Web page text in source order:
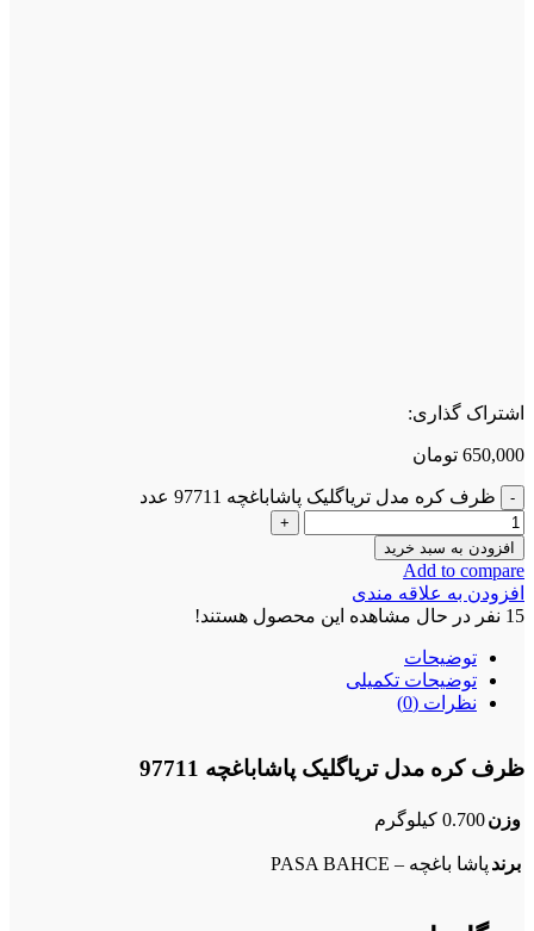
اشتراک گذاری:
650,000 تومان
ظرف کره مدل تریاگلیک پاشاباغچه 97711 عدد
افزودن به سبد خرید
Add to compare
افزودن به علاقه مندی
15 نفر در حال مشاهده این محصول هستند!
توضیحات
توضیحات تکمیلی
نظرات (0)
ظرف کره مدل تریاگلیک پاشاباغچه 97711
وزن0.700 کیلوگرم
برند پاشا باغچه – PASA BAHCE